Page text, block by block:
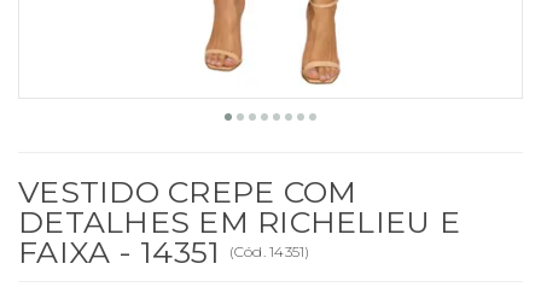
VESTIDO CREPE COM
DETALHES EM RICHELIEU E
FAIXA - 14351
(Cód. 14351)